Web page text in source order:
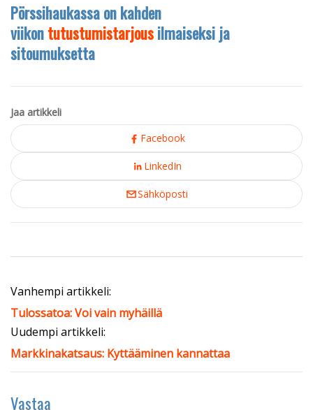
Pörssihaukassa on kahden
viikontutustumistarjousilmaiseksi ja
sitoumuksetta
Jaa artikkeli
Facebook
LinkedIn
Sähköposti
Vanhempi artikkeli:
Tulossatoa: Voi vain myhäillä
Uudempi artikkeli:
Markkinakatsaus: Kyttääminen kannattaa
Vastaa